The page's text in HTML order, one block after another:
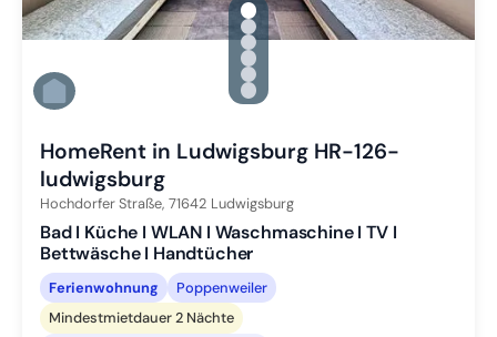
gallery.slide_selector
Zu Slide 1 wechseln
Zu Slide 2 wechseln
Zu Slide 3 wechseln
Zu Slide 4 wechseln
Zu Slide 5 wechseln
Zu Slide 6 wechseln
HomeRent in Ludwigsburg HR-126-
ludwigsburg
Hochdorfer Straße, 71642 Ludwigsburg
Bad I Küche I WLAN I Waschmaschine I TV I
Bettwäsche I Handtücher
Ferienwohnung
Poppenweiler
Mindestmietdauer 2 Nächte